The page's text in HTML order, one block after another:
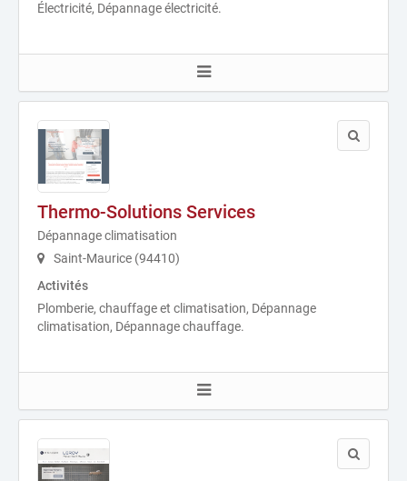
Électricité, Dépannage électricité.
Thermo-Solutions Services
Dépannage climatisation
Saint-Maurice (94410)
Activités
Plomberie, chauffage et climatisation, Dépannage
climatisation, Dépannage chauffage.